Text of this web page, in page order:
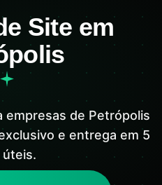
Site em
empresas de Petrópolis
e entrega em 5
úteis.